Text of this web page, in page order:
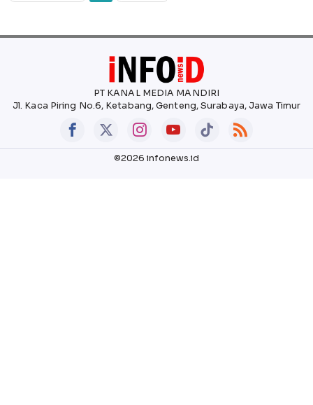
PT KANAL MEDIA MANDIRI
Jl. Kaca Piring No.6, Ketabang, Genteng, Surabaya, Jawa Timur
©2026 infonews.id